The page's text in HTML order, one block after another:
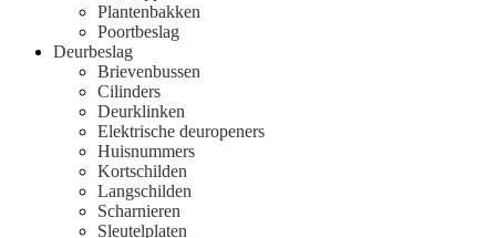
Plantenbakken
Poortbeslag
Deurbeslag
Brievenbussen
Cilinders
Deurklinken
Elektrische deuropeners
Huisnummers
Kortschilden
Langschilden
Scharnieren
Sleutelplaten